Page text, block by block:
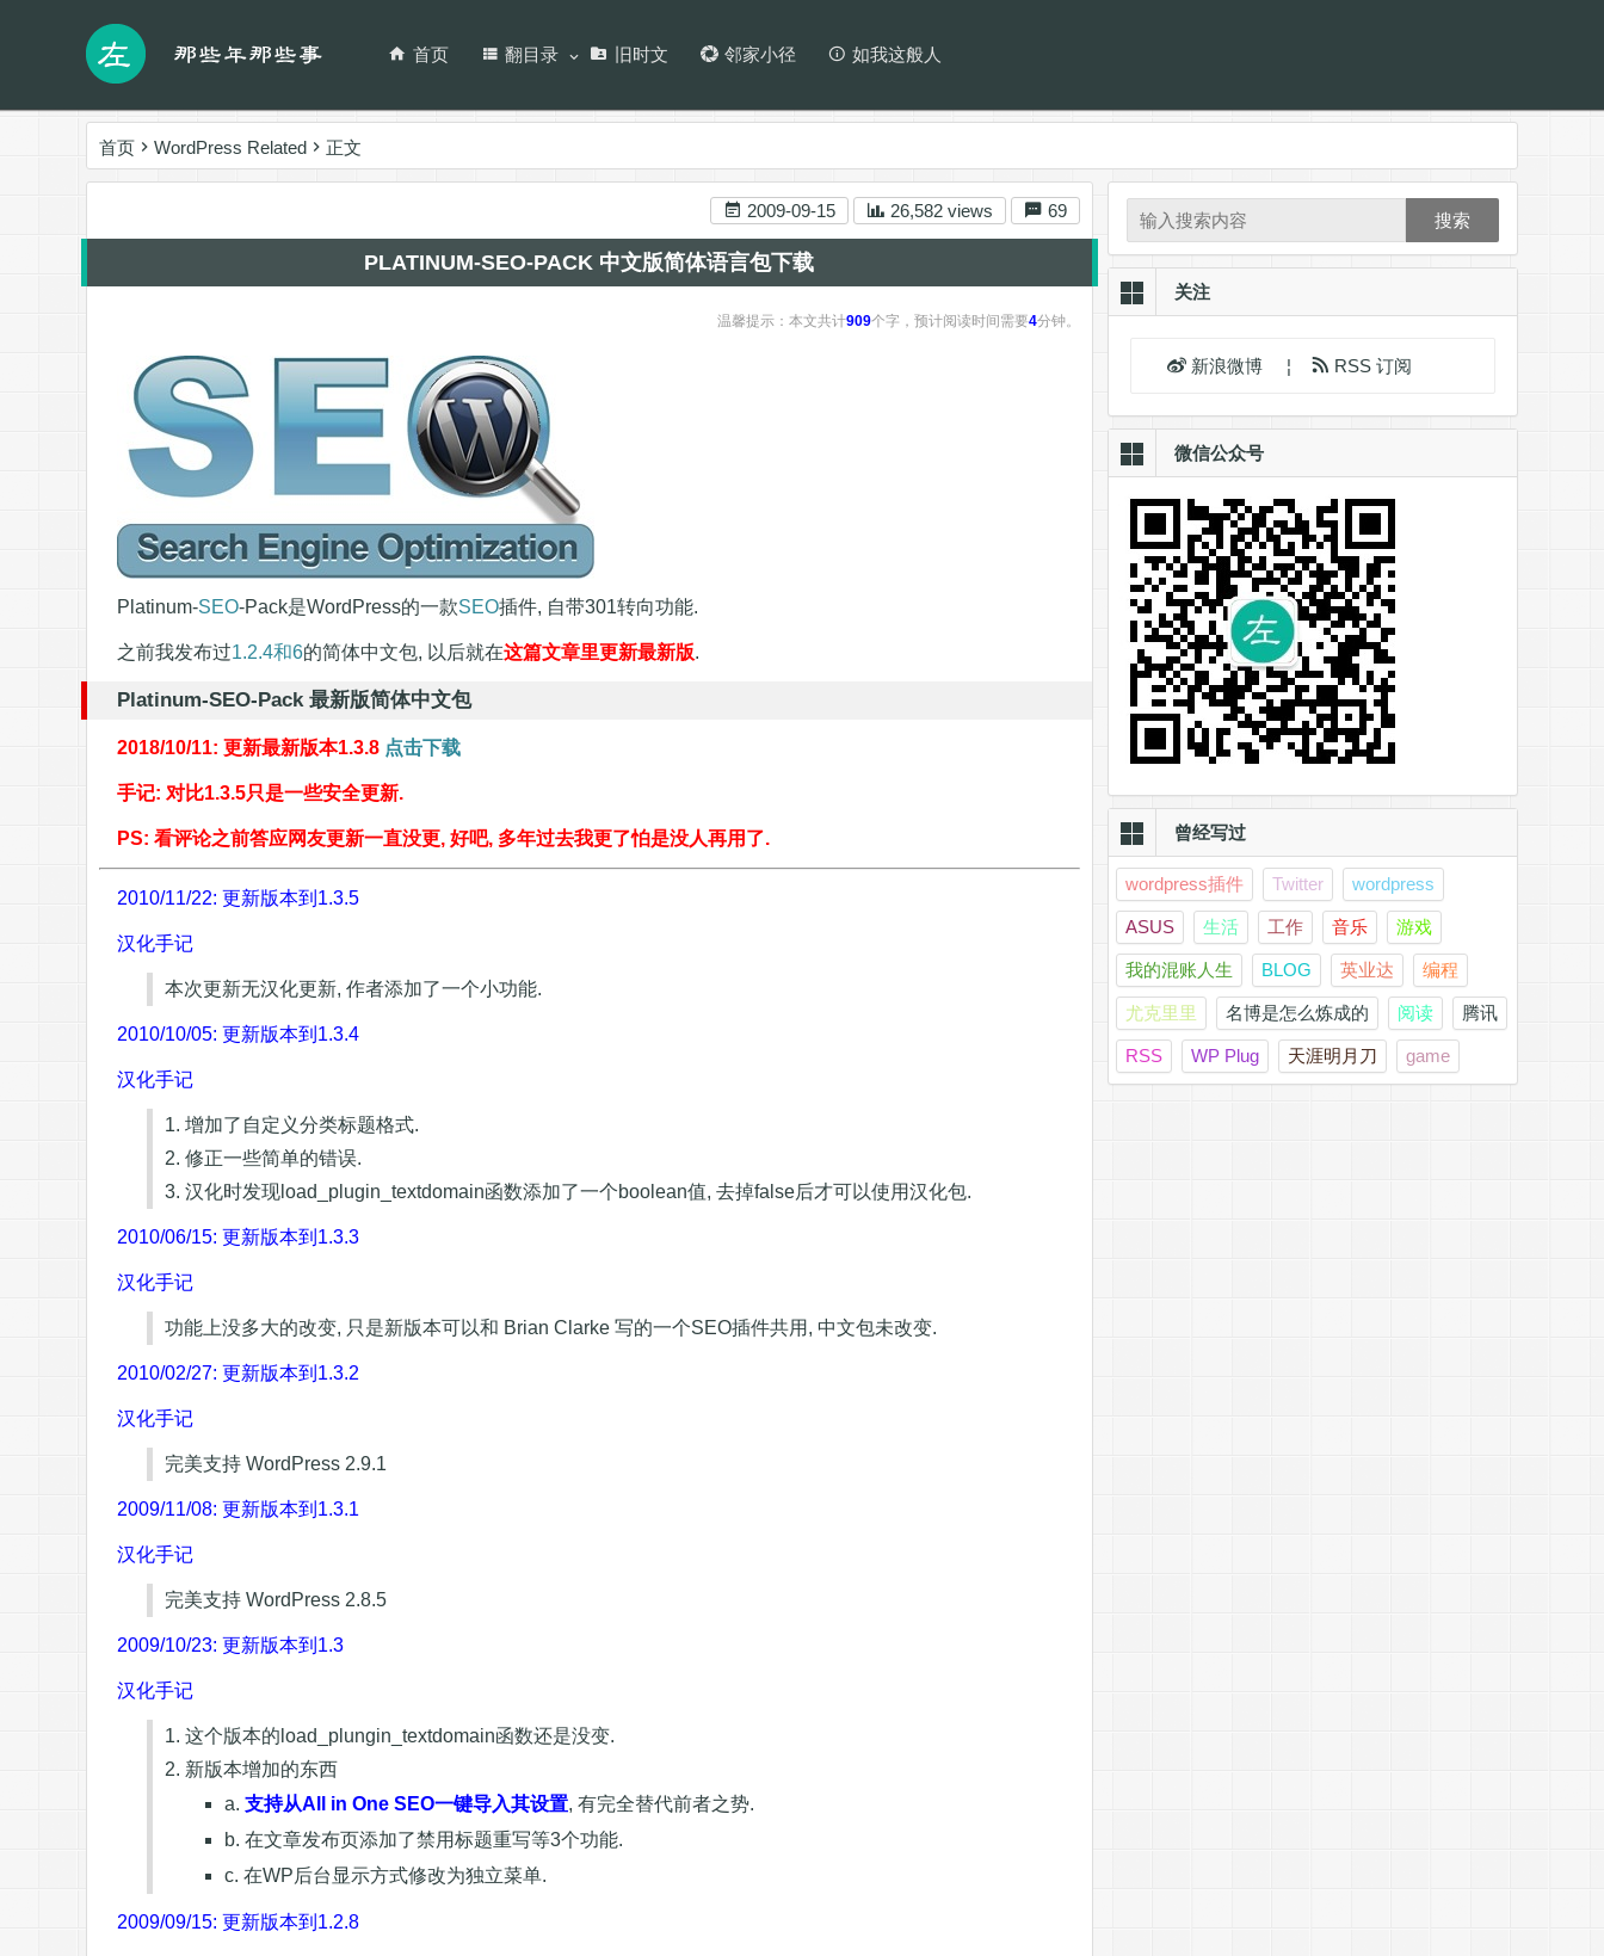
首页 翻目录 旧时文 邻家小径 如我这般人
首页 WordPress Related 正文
2009-09-15 26,582 views 69
PLATINUM-SEO-PACK 中文版简体语言包下载
温馨提示：本文共计909个字，预计阅读时间需要4分钟。
Platinum-SEO-Pack是WordPress的一款SEO插件, 自带301转向功能.
之前我发布过1.2.4和6的简体中文包, 以后就在这篇文章里更新最新版.
Platinum-SEO-Pack 最新版简体中文包
2018/10/11: 更新最新版本1.3.8 点击下载
手记: 对比1.3.5只是一些安全更新.
PS: 看评论之前答应网友更新一直没更, 好吧, 多年过去我更了怕是没人再用了.
2010/11/22: 更新版本到1.3.5
汉化手记
本次更新无汉化更新, 作者添加了一个小功能.
2010/10/05: 更新版本到1.3.4
汉化手记
1. 增加了自定义分类标题格式.
2. 修正一些简单的错误.
3. 汉化时发现load_plugin_textdomain函数添加了一个boolean值, 去掉false后才可以使用汉化包.
2010/06/15: 更新版本到1.3.3
汉化手记
功能上没多大的改变, 只是新版本可以和 Brian Clarke 写的一个SEO插件共用, 中文包未改变.
2010/02/27: 更新版本到1.3.2
汉化手记
完美支持 WordPress 2.9.1
2009/11/08: 更新版本到1.3.1
汉化手记
完美支持 WordPress 2.8.5
2009/10/23: 更新版本到1.3
汉化手记
1. 这个版本的load_plungin_textdomain函数还是没变.
2. 新版本增加的东西
a. 支持从All in One SEO一键导入其设置, 有完全替代前者之势.
b. 在文章发布页添加了禁用标题重写等3个功能.
c. 在WP后台显示方式修改为独立菜单.
2009/09/15: 更新版本到1.2.8
搜索
关注
新浪微博 ¦ RSS 订阅
微信公众号
曾经写过
wordpress插件 Twitter wordpress
ASUS 生活 工作 音乐 游戏
我的混账人生 BLOG 英业达 编程
尤克里里 名博是怎么炼成的 阅读 腾讯
RSS WP Plug 天涯明月刀 game